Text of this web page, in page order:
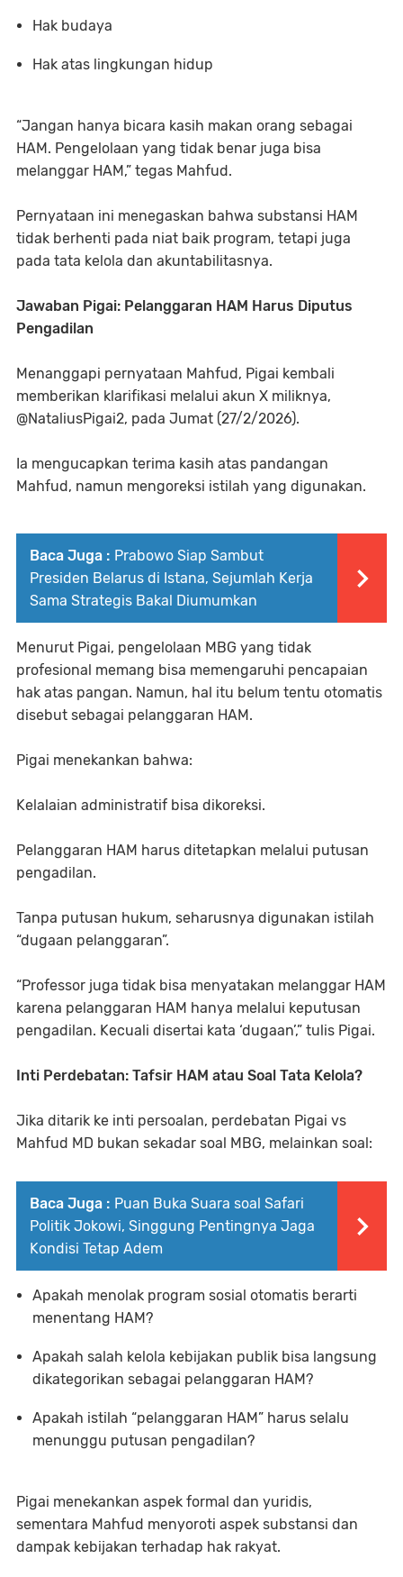
Hak budaya
Hak atas lingkungan hidup
“Jangan hanya bicara kasih makan orang sebagai
HAM. Pengelolaan yang tidak benar juga bisa
melanggar HAM,” tegas Mahfud.
Pernyataan ini menegaskan bahwa substansi HAM
tidak berhenti pada niat baik program, tetapi juga
pada tata kelola dan akuntabilitasnya.
Jawaban Pigai: Pelanggaran HAM Harus Diputus
Pengadilan
Menanggapi pernyataan Mahfud, Pigai kembali
memberikan klarifikasi melalui akun X miliknya,
@NataliusPigai2, pada Jumat (27/2/2026).
Ia mengucapkan terima kasih atas pandangan
Mahfud, namun mengoreksi istilah yang digunakan.
Baca Juga : Prabowo Siap Sambut
Presiden Belarus di Istana, Sejumlah Kerja
Sama Strategis Bakal Diumumkan
Menurut Pigai, pengelolaan MBG yang tidak
profesional memang bisa memengaruhi pencapaian
hak atas pangan. Namun, hal itu belum tentu otomatis
disebut sebagai pelanggaran HAM.
Pigai menekankan bahwa:
Kelalaian administratif bisa dikoreksi.
Pelanggaran HAM harus ditetapkan melalui putusan
pengadilan.
Tanpa putusan hukum, seharusnya digunakan istilah
“dugaan pelanggaran”.
“Professor juga tidak bisa menyatakan melanggar HAM
karena pelanggaran HAM hanya melalui keputusan
pengadilan. Kecuali disertai kata ‘dugaan’,” tulis Pigai.
Inti Perdebatan: Tafsir HAM atau Soal Tata Kelola?
Jika ditarik ke inti persoalan, perdebatan Pigai vs
Mahfud MD bukan sekadar soal MBG, melainkan soal:
Baca Juga : Puan Buka Suara soal Safari
Politik Jokowi, Singgung Pentingnya Jaga
Kondisi Tetap Adem
Apakah menolak program sosial otomatis berarti
menentang HAM?
Apakah salah kelola kebijakan publik bisa langsung
dikategorikan sebagai pelanggaran HAM?
Apakah istilah “pelanggaran HAM” harus selalu
menunggu putusan pengadilan?
Pigai menekankan aspek formal dan yuridis,
sementara Mahfud menyoroti aspek substansi dan
dampak kebijakan terhadap hak rakyat.